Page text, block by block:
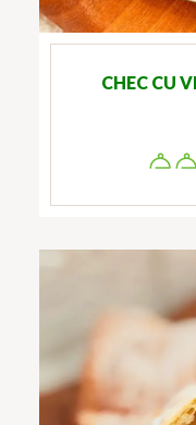
CHEC CU